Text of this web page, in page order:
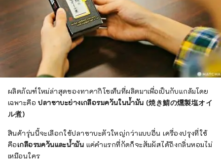
ผลิตภัณฑ์ใหม่ล่าสุดของทาคากิโชเท็นที่ผลิตมาเพื่อเป็นกับแกล้มโดย
เฉพาะคือปลาซาบะย่างเกลือรมควันในน้ำมัน (焼き鯖の燻製塩オイ
ル煮)
สินค้ารุ่นนี้จะเลือกใช้ปลาซาบะตัวใหญ่กว่าแบบอื่น เครื่องปรุงที่ใช้
คือเกลือรมควันและน้ำมัน แค่คำแรกที่กัดก็จะสัมผัสได้ถึงกลิ่นหอมไม่
เหมือนใคร